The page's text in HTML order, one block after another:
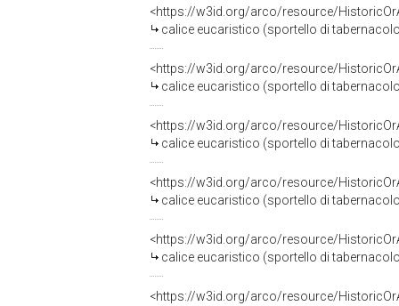
<https://w3id.org/arco/resource/
calice eucaristico (sportello di
<https://w3id.org/arco/resource/
calice eucaristico (sportello di
<https://w3id.org/arco/resource/
calice eucaristico (sportello di
<https://w3id.org/arco/resource/
calice eucaristico (sportello di
<https://w3id.org/arco/resource/
calice eucaristico (sportello di
<https://w3id.org/arco/resource/